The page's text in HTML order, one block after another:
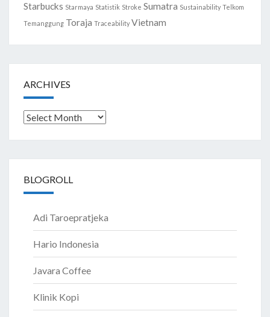
Starbucks Starmaya Statistik Stroke Sumatra Sustainability Telkom
Temanggung Toraja Traceability Vietnam
ARCHIVES
Archives
BLOGROLL
Adi Taroepratjeka
Hario Indonesia
Javara Coffee
Klinik Kopi